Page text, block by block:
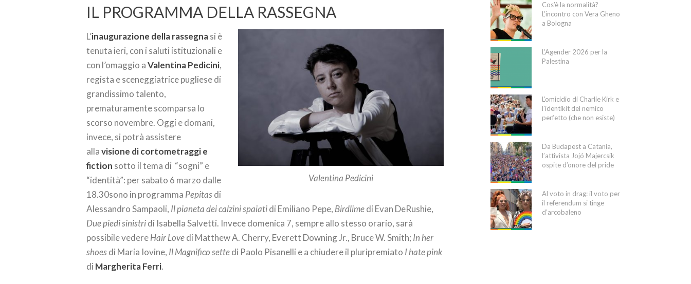
IL PROGRAMMA DELLA RASSEGNA
Valentina Pedicini
L’inaugurazione della rassegnasi è
tenuta ieri, con i saluti istituzionali e
con l’omaggio aValentina Pedicini,
regista e sceneggiatrice pugliese di
grandissimo talento,
prematuramente scomparsa lo
scorso novembre. Oggi e domani,
invece, si potrà assistere
allavisione di cortometraggi e
fiction sotto il tema di “sogni” e
“identità”: per sabato 6 marzo dalle
18.30sono in programma Pepitasdi
Alessandro Sampaoli, Il pianeta dei calzini spaiatidi Emiliano Pepe, Birdlimedi Evan DeRushie,
Due piedi sinistridi Isabella Salvetti. Invece domenica 7, sempre allo stesso orario, sarà
possibile vedereHair Lovedi Matthew A. Cherry, Everett Downing Jr., Bruce W. Smith; In her
shoesdi Maria Iovine, Il Magnifico settedi Paolo Pisanelli e a chiudere il pluripremiato I hate pink
di Margherita Ferri.
Cos’è la normalità?
L’incontro con Vera Gheno
a Bologna
L’Agender 2026 per la
Palestina
L’omicidio di Charlie Kirk e
l’identikit del nemico
perfetto (che non esiste)
Da Budapest a Catania,
l’attivista Jojó Majercsik
ospite d’onore del pride
Al voto in drag: il voto per
il referendum si tinge
d’arcobaleno